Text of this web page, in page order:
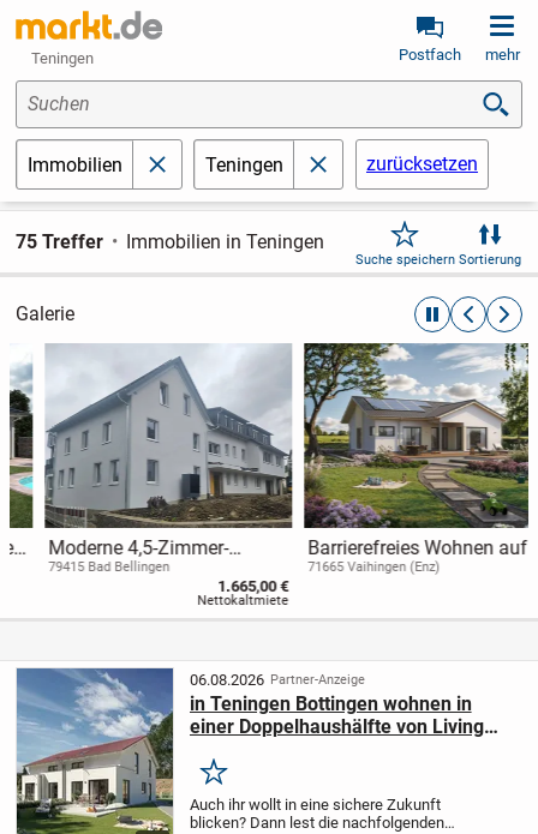
Teningen Postfach mehr
Suchen
Immobilien schließenTeningen schließenzurücksetzen
75 Treffer Immobilien in Teningen
Suche speichern Sortierung
Galerie automatische
Moderne 4,5-Zimmer-
Wohnung (Erstbezug)
79415 Bad Bellingen
1.665,00 €
Nettokaltmiete
Barrierefreies Wohnen auf
einer Ebene. Ankommen
und Wohlfühlen.
71665 Vaihingen (Enz)
06.08.2026 Partner-Anzeige
in Teningen Bottingen wohnen in
einer Doppelhaushälfte von Living
Merken
Auch ihr wollt in eine sichere Zukunft
blicken? Dann lest die nachfolgenden